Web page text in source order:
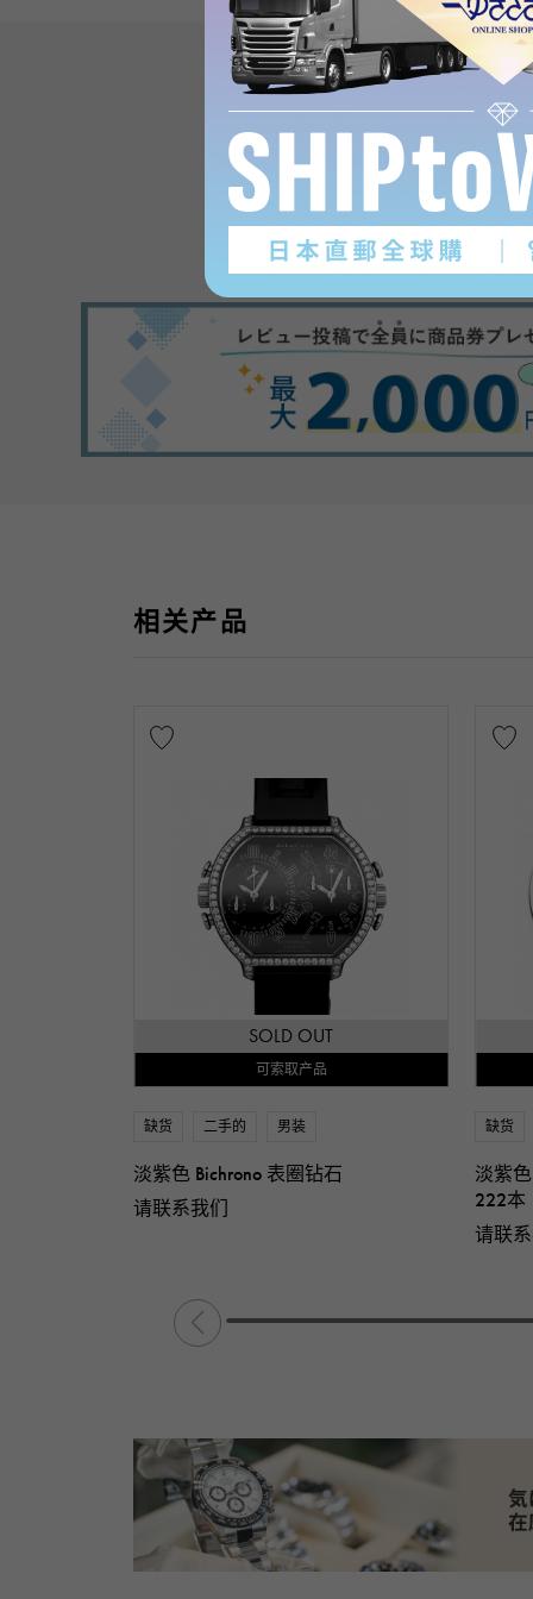
subject)
相关产品
SOLD OUT
可索取产品
缺货 二手的 男装
淡紫色 Bichrono 表圈钻石
请联系我们
缺货
淡紫
222本
请联